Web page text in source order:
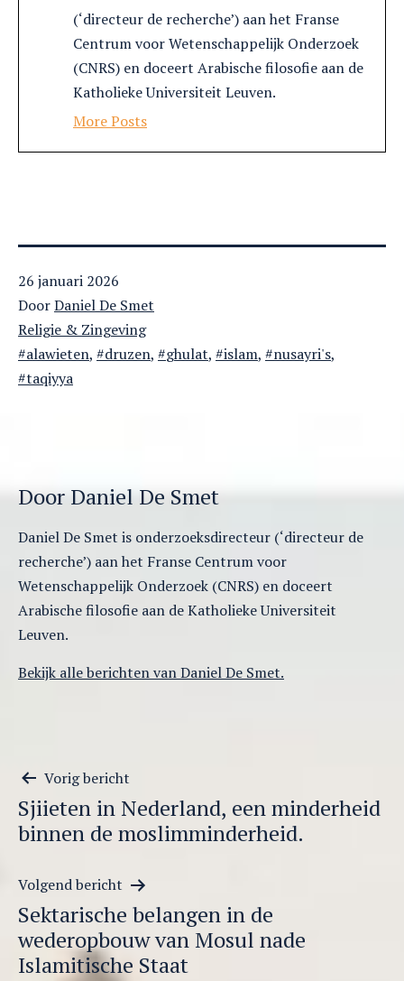
(‘directeur de recherche’) aan het Franse
Centrum voor Wetenschappelijk Onderzoek
(CNRS) en doceert Arabische filosofie aan de
Katholieke Universiteit Leuven.
More Posts
Gepubliceerd
op
26 januari 2026
DoorDaniel De Smet
Gecategoriseerd
als
Religie & Zingeving
Getagged
alawieten, druzen, ghulat, islam, nusayri's,
taqiyya
Door Daniel De Smet
Daniel De Smet is onderzoeksdirecteur (‘directeur de
recherche’) aan het Franse Centrum voor
Wetenschappelijk Onderzoek (CNRS) en doceert
Arabische filosofie aan de Katholieke Universiteit
Leuven.
Bekijk alle berichten van Daniel De Smet.
Berichtnavigatie
Vorig bericht
Sjiieten in Nederland, een minderheid
binnen de moslimminderheid.
Volgend bericht
Sektarische belangen in de
wederopbouw van Mosul nade
Islamitische Staat